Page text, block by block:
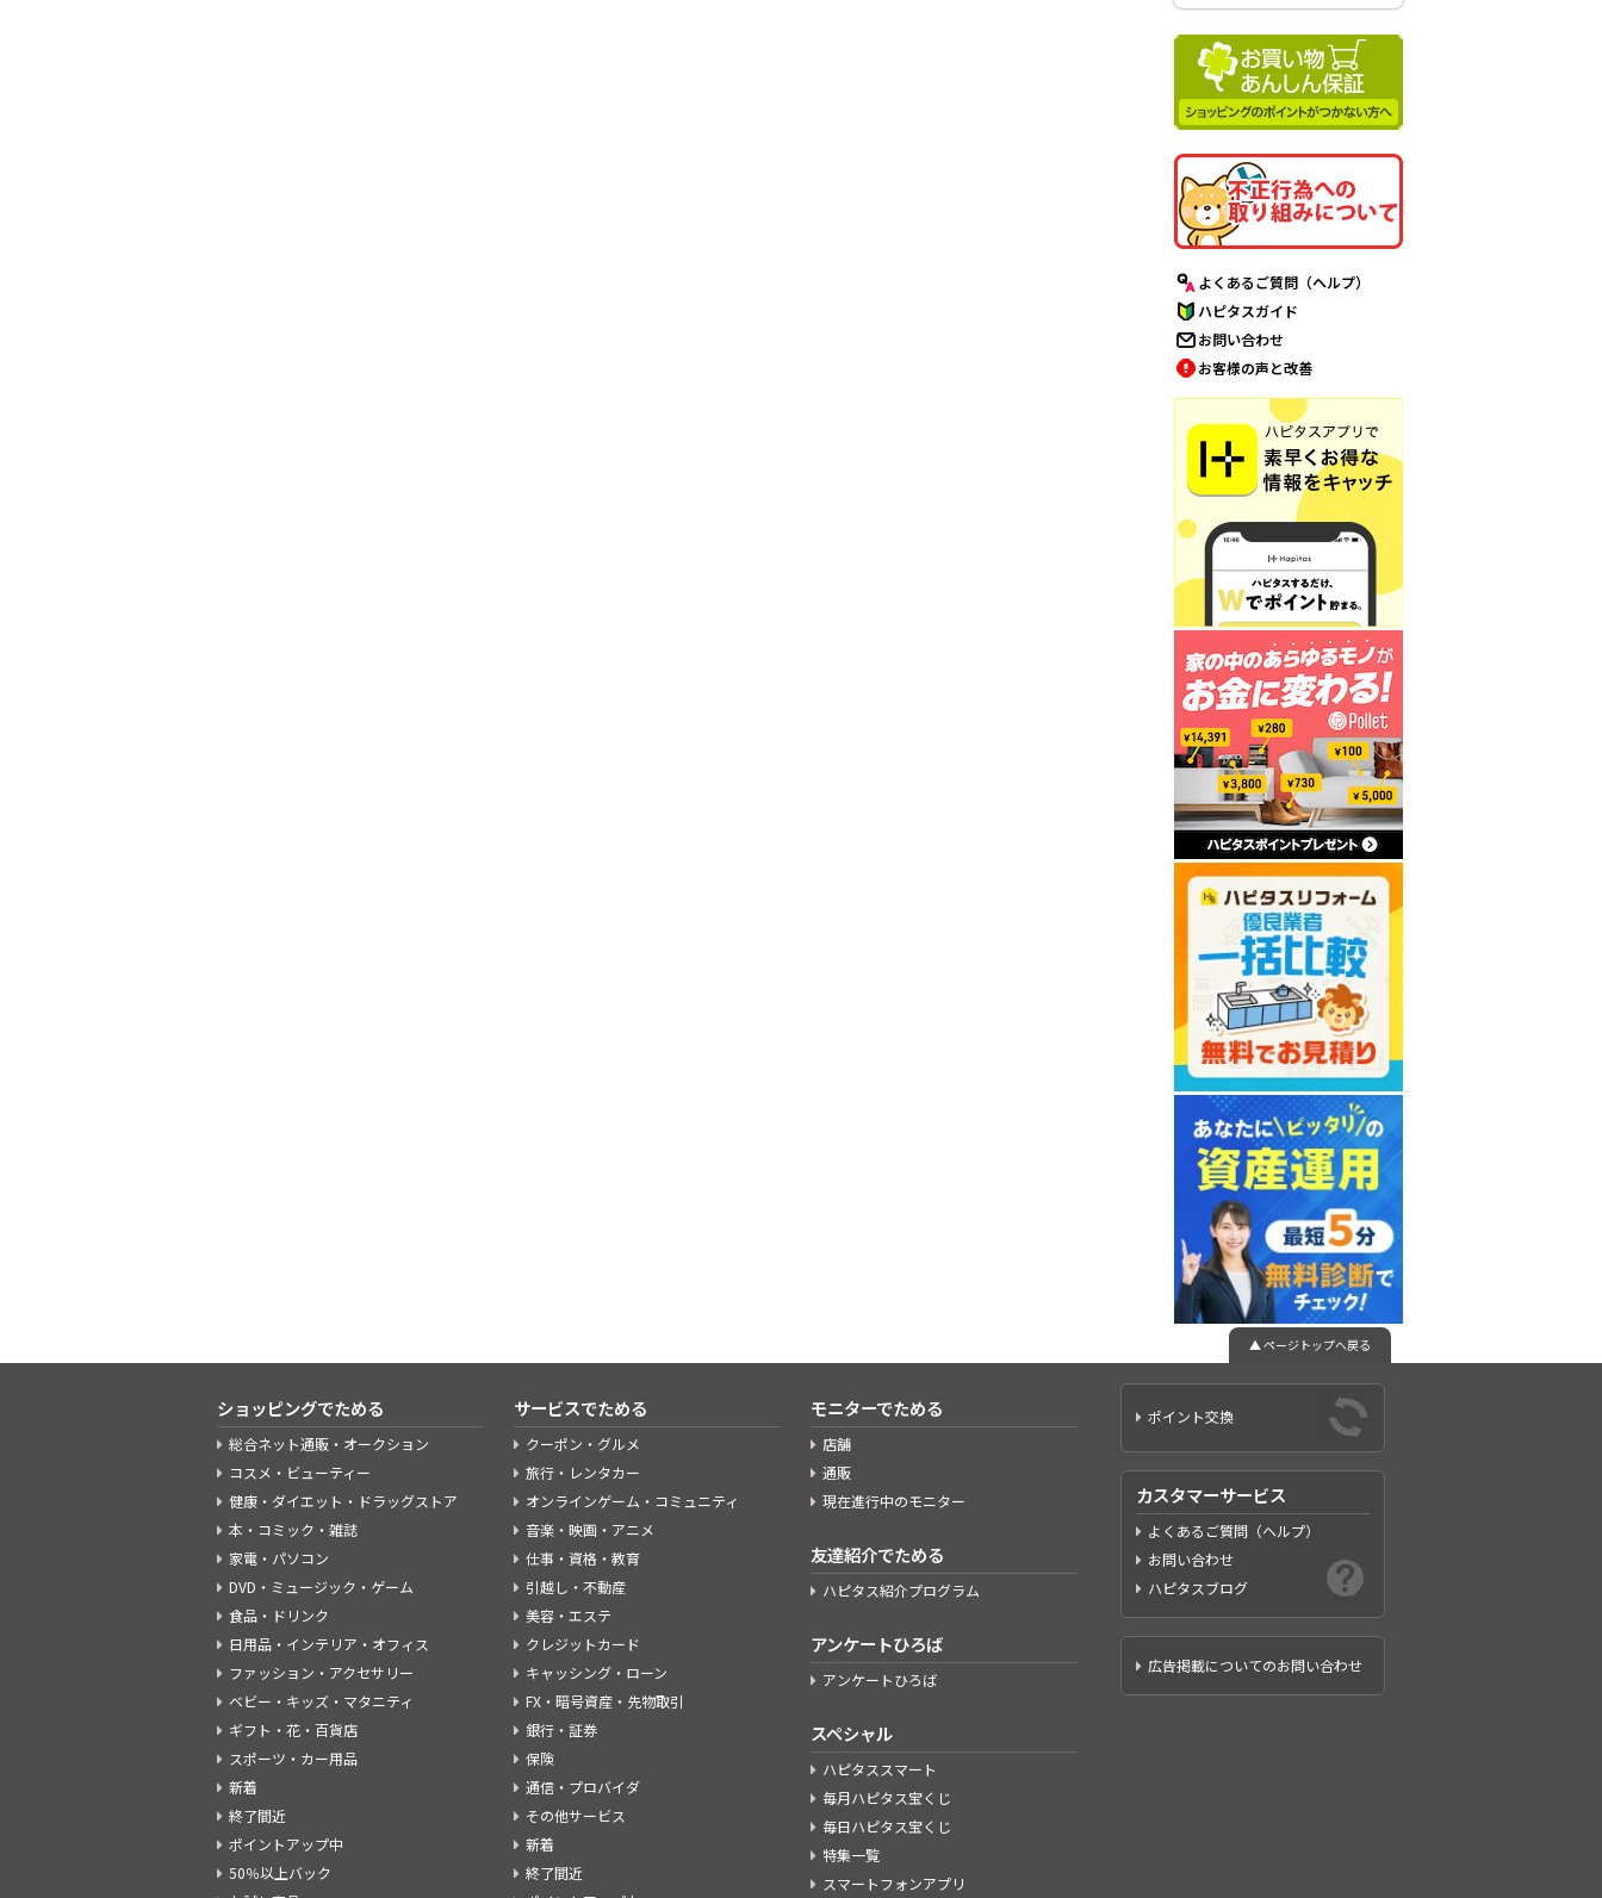
よくあるご質問（ヘルプ）
ハピタスガイド
お問い合わせ
お客様の声と改善
▲ ページトップへ戻る
ショッピングでためる
総合ネット通販・オークション
コスメ・ビューティー
健康・ダイエット・ドラッグストア
本・コミック・雑誌
家電・パソコン
DVD・ミュージック・ゲーム
食品・ドリンク
日用品・インテリア・オフィス
ファッション・アクセサリー
ベビー・キッズ・マタニティ
ギフト・花・百貨店
スポーツ・カー用品
新着
終了間近
ポイントアップ中
50％以上バック
サービスでためる
クーポン・グルメ
旅行・レンタカー
オンラインゲーム・コミュニティ
音楽・映画・アニメ
仕事・資格・教育
引越し・不動産
美容・エステ
クレジットカード
キャッシング・ローン
FX・暗号資産・先物取引
銀行・証券
保険
通信・プロバイダ
その他サービス
新着
終了間近
モニターでためる
店舗
通販
現在進行中のモニター
友達紹介でためる
ハピタス紹介プログラム
アンケートひろば
アンケートひろば
スペシャル
ハピタススマート
毎月ハピタス宝くじ
毎日ハピタス宝くじ
特集一覧
スマートフォンアプリ
ポイント交換
カスタマーサービス
よくあるご質問（ヘルプ）
お問い合わせ
ハピタスブログ
広告掲載についてのお問い合わせ